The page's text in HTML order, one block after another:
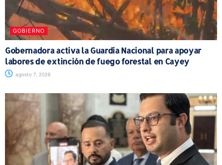
GOBIERNO
Gobernadora activa la Guardia Nacional para apoyar
labores de extinción de fuego forestal en Cayey
agosto 7, 2026